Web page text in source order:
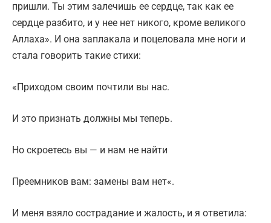
пришли. Ты этим залечишь ее сердце, так как ее
сердце разбито, и у нее нет никого, кроме великого
Аллаха». И она заплакала и поцеловала мне ноги и
стала говорить такие стихи:
«Приходом своим почтили вы нас.
И это признать должны мы теперь.
Но скроетесь вы — и нам не найти
Преемников вам: замены вам нет«.
И меня взяло сострадание и жалость, и я ответила: